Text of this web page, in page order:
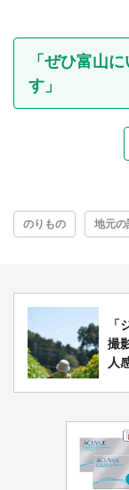
「ぜひ富山
す」
のりもの 地元の
撮
人